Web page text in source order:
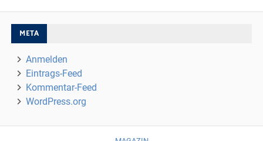
META
Anmelden
Eintrags-Feed
Kommentar-Feed
WordPress.org